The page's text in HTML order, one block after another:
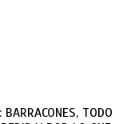
TODO